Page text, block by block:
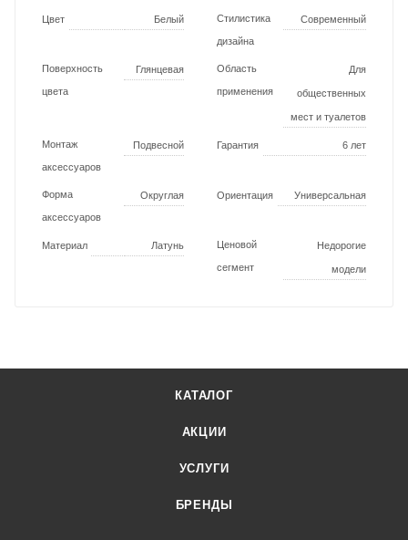
Цвет Белый Стилистика
дизайна
Современный
Поверхность
цвета
Глянцевая Область
применения
Для
общественных
мест и туалетов
Монтаж
аксессуаров
Подвесной Гарантия 6 лет
Форма
аксессуаров
Округлая Ориентация Универсальная
Материал Латунь Ценовой
сегмент
Недорогие
модели
КАТАЛОГ
АКЦИИ
УСЛУГИ
БРЕНДЫ